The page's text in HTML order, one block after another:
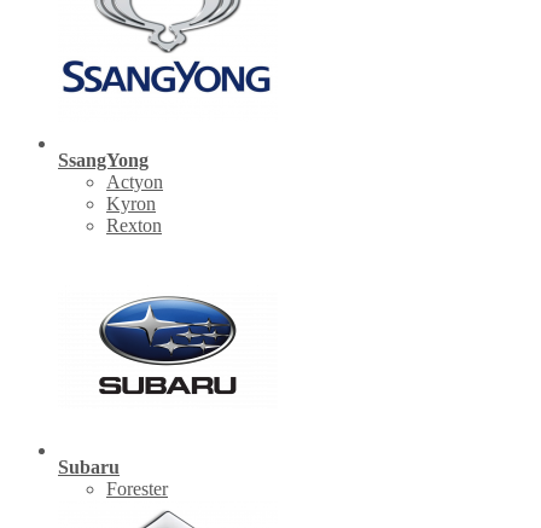
SsangYong
Actyon
Kyron
Rexton
Subaru
Forester